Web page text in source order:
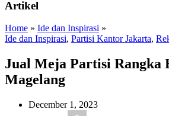
Artikel
Home » Ide dan Inspirasi »
Ide dan Inspirasi, Partisi Kantor Jakarta,
Jual Meja Partisi Rangka
Magelang
December 1, 2023